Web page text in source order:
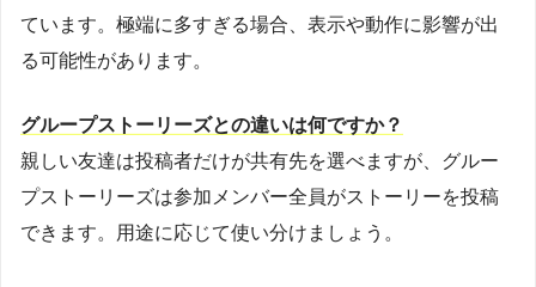
ています。極端に多すぎる場合、表示や動作に影響が出
る可能性があります。
グループストーリーズとの違いは何ですか？
親しい友達は投稿者だけが共有先を選べますが、グルー
プストーリーズは参加メンバー全員がストーリーを投稿
できます。用途に応じて使い分けましょう。